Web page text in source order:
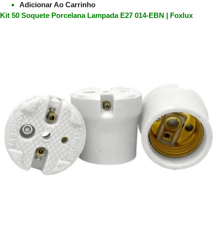
Adicionar Ao Carrinho
Kit 50 Soquete Porcelana Lampada E27 014-EBN | Foxlux